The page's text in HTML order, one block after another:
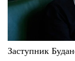
Заступник